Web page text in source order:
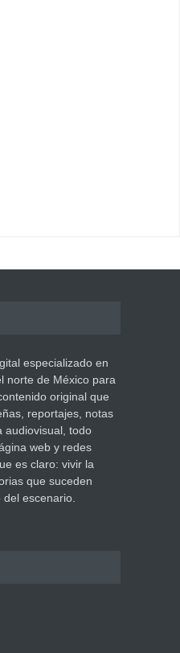
especializado en
norte de México para
original que
reportajes, notas
audiovisual, todo
web y redes
es claro: vivir la
que suceden
escenario.